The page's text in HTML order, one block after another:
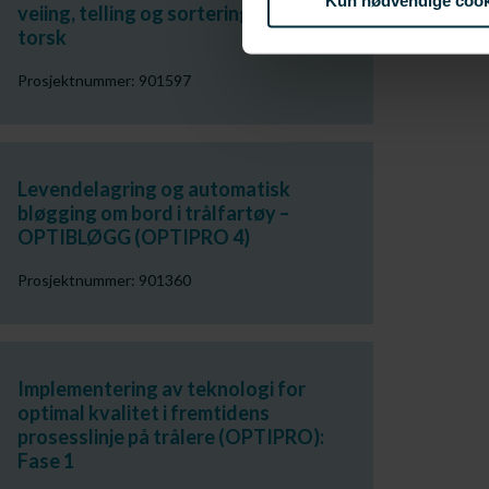
veiing, telling og sortering av levende
torsk
Prosjektnummer: 901597
Levendelagring og automatisk
bløgging om bord i trålfartøy –
OPTIBLØGG (OPTIPRO 4)
Prosjektnummer: 901360
Implementering av teknologi for
optimal kvalitet i fremtidens
prosesslinje på trålere (OPTIPRO):
Fase 1